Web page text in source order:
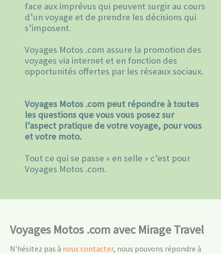
face aux imprévus qui peuvent surgir au cours
d’un voyage et de prendre les décisions qui
s’imposent.
Voyages Motos .com assure la promotion des
voyages via internet et en fonction des
opportunités offertes par les réseaux sociaux.
Voyages Motos .com peut répondre à toutes
les questions que vous vous posez sur
l’aspect pratique de votre voyage, pour vous
et votre moto.
Tout ce qui se passe « en selle » c’est pour
Voyages Motos .com.
Voyages Motos .com avec Mirage Travel
N’hésitez pas à nous contacter, nous pouvons répondre à